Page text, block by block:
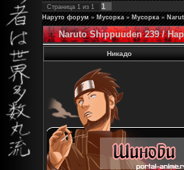
Страница 1 из 1 1
Наруто форум » Мусорка » Мусорка »
Naruto Shippuuden 239 /
Никадо